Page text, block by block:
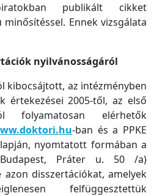
publikált cikket
Ennek vizsgálata
nyilvánosságáról
kibocsájtott, az intézményben
értekezései 2005-től, az első
folyamatosan elérhetők
-ban és a PPKE
nyomtatott formában a
Práter u. 50 /a)
azon disszertációkat, amelyek
felfüggesztettük